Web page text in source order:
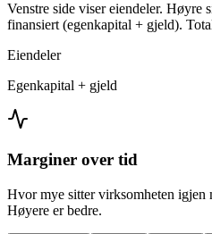
Venstre side viser eiendeler. Høyre
finansiert (egenkapital + gjeld).
Eiendeler
Egenkapital + gjeld
Marginer over tid
Hvor mye sitter virksomheten igjen
Høyere er bedre.